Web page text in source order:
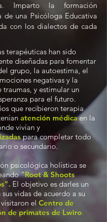
Imparto la formación
de una Psicóloga Educativa
con los dialectos de cada
terapéuticas han sido
diseñadas para fomentar
grupo, la autoestima, el
negativas y la
traumas, y estimular un
para el futuro.
que recibieron terapia
atención médicaen la
vivían y
para completar todo
o secundario.
psicológica holística se
"Root & Shoots
El objetivo es darles un
vidas de acuerdo a su
el Centro de
de primates de Lwiro.